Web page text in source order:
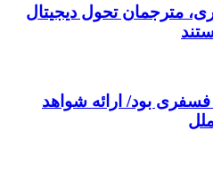
مترجمان تحول دیجیتال
فسفری بود/ ارائه شواهد